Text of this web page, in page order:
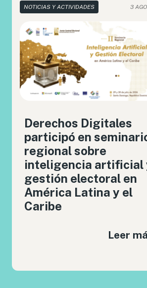
NOTICIAS Y ACTIVIDADES 3
Derechos Digitales
participó en
regional sobre
inteligencia artificial
gestión electoral en
América Latina y el
Caribe
Leer